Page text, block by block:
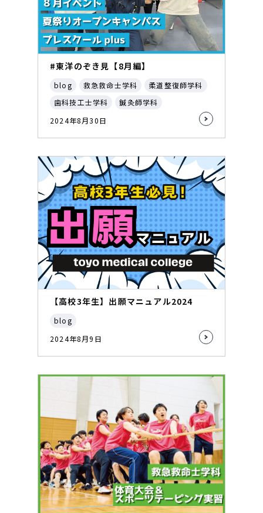
#東洋のぞき見【8月編】
blog 救急救命士学科
柔道整復師学科
歯科技工士学科
鍼灸師学科
2024年8月30日
【高校3年生】出願マニュアル2024
blog
2024年8月9日